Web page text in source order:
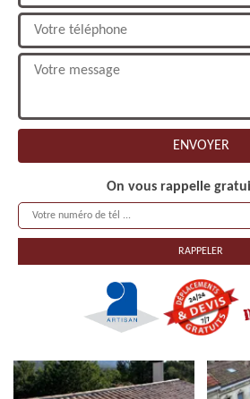
On vous rappelle